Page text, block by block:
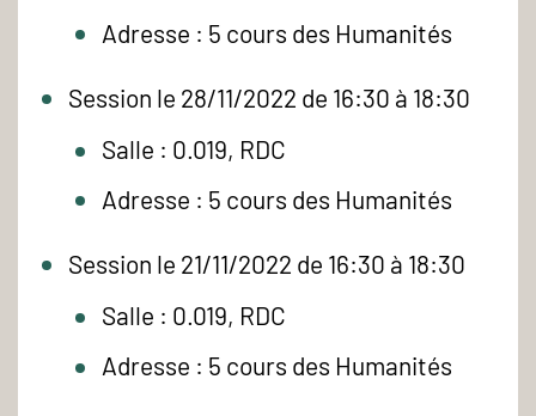
Adresse : 5 cours des Humanités
Session le 28/11/2022 de 16:30 à 18:30
Salle : 0.019, RDC
Adresse : 5 cours des Humanités
Session le 21/11/2022 de 16:30 à 18:30
Salle : 0.019, RDC
Adresse : 5 cours des Humanités